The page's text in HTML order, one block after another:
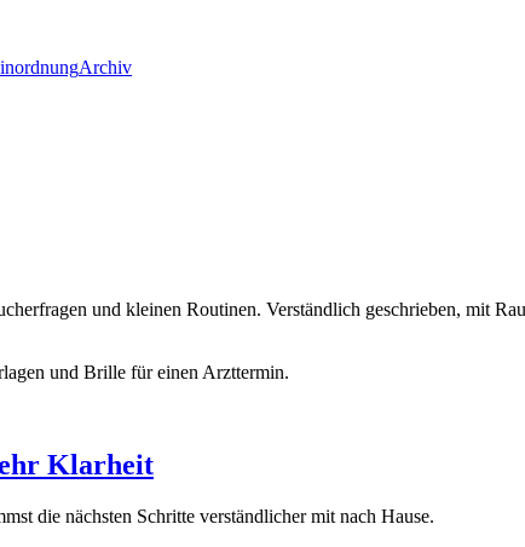
Archiv
und kleinen Routinen. Verständlich geschrieben, mit
Klarheit
die nächsten Schritte verständlicher mit nach Hause.